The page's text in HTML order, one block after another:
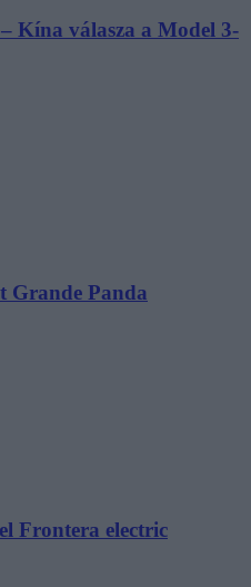
Kína válasza a Model 3-
Grande Panda
Frontera electric